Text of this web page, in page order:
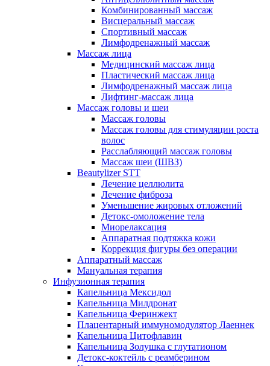
Комбинированный массаж
Висцеральный массаж
Спортивный массаж
Лимфодренажный массаж
Массаж лица
Медицинский массаж лица
Пластический массаж лица
Лимфодренажный массаж лица
Лифтинг-массаж лица
Массаж головы и шеи
Массаж головы
Массаж головы для стимуляции роста
волос
Расслабляющий массаж головы
Массаж шеи (ШВЗ)
Beautylizer STT
Лечение целлюлита
Лечение фиброза
Уменьшение жировых отложений
Детокс-омоложение тела
Миорелаксация
Аппаратная подтяжка кожи
Коррекция фигуры без операции
Аппаратный массаж
Мануальная терапия
Инфузионная терапия
Капельница Мексидол
Капельница Милдронат
Капельница Феринжект
Плацентарный иммуномодулятор Лаеннек
Капельница Цитофлавин
Капельница Золушка с глутатионом
Детокс-коктейль с реамберином